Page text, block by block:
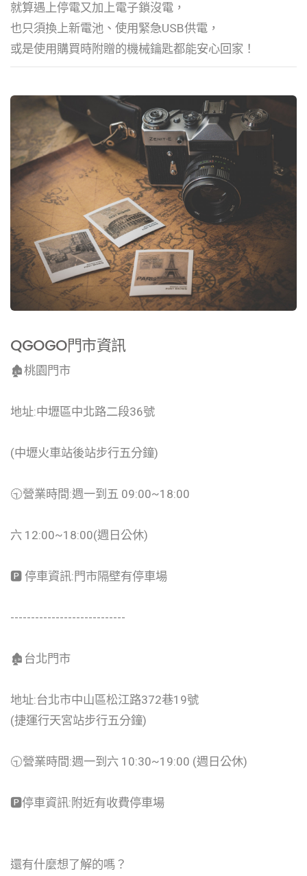
就算遇上停電又加上電子鎖沒電，
也只須換上新電池、使用緊急USB供電，
或是使用購買時附贈的機械鑰匙都能安心回家！
QGOGO門市資訊
🏚桃園門市
地址:中壢區中北路二段36號
(中壢火車站後站步行五分鐘)
🕤營業時間:週一到五 09:00~18:00
六 12:00~18:00(週日公休)
🅿️ 停車資訊:門市隔壁有停車場
----------------------------
🏚台北門市
地址:台北市中山區松江路372巷19號
(捷運行天宮站步行五分鐘)
🕤營業時間:週一到六 10:30~19:00 (週日公休)
🅿️停車資訊:附近有收費停車場
還有什麼想了解的嗎？